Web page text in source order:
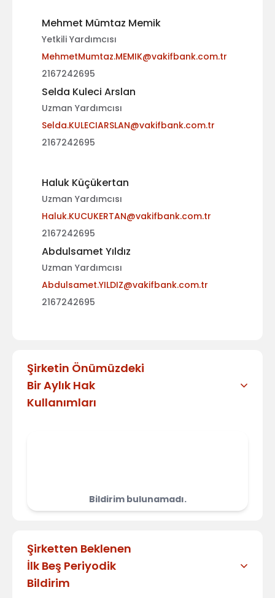
Mehmet Mümtaz Memik
Yetkili Yardımcısı
MehmetMumtaz.MEMIK@vakifbank.com.tr
2167242695
Selda Kuleci Arslan
Uzman Yardımcısı
Selda.KULECIARSLAN@vakifbank.com.tr
2167242695
Haluk Küçükertan
Uzman Yardımcısı
Haluk.KUCUKERTAN@vakifbank.com.tr
2167242695
Abdulsamet Yıldız
Uzman Yardımcısı
Abdulsamet.YILDIZ@vakifbank.com.tr
2167242695
Şirketin Önümüzdeki
Bir Aylık Hak
Kullanımları
Bildirim bulunamadı.
Şirketten Beklenen
İlk Beş Periyodik
Bildirim